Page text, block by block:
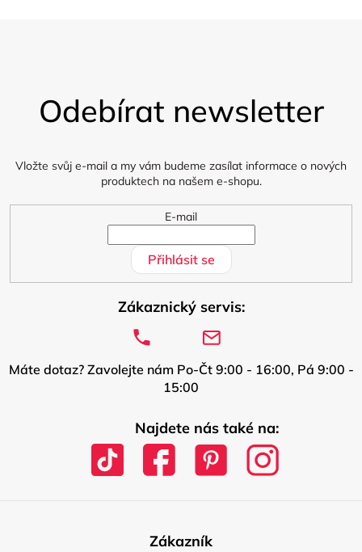
Odebírat newsletter
Vložte svůj e-mail a my vám budeme zasílat informace o nových
produktech na našem e-shopu.
E-mail
Přihlásit se
Zákaznický servis:
Máte dotaz? Zavolejte nám Po-Čt 9:00 - 16:00, Pá 9:00 -
15:00
Najdete nás také na:
Zákazník